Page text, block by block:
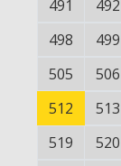
491 492
498
499
505
506
512
513
519
520